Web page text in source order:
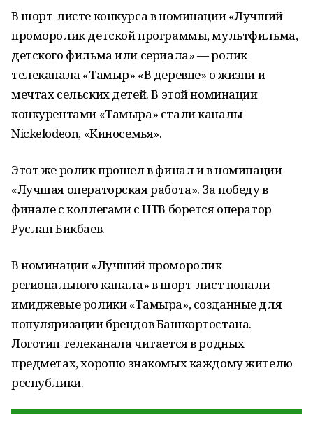
В шорт-листе конкурса в номинации «Лучший
проморолик детской программы, мультфильма,
детского фильма или сериала» — ролик
телеканала «Тамыр» «В деревне» о жизни и
мечтах сельских детей. В этой номинации
конкурентами «Тамыра» стали каналы
Nickelodeon, «Киносемья».
Этот же ролик прошел в финал и в номинации
«Лучшая операторская работа». За победу в
финале с коллегами с НТВ борется оператор
Руслан Бикбаев.
В номинации «Лучший проморолик
регионального канала» в шорт-лист попали
имиджевые ролики «Тамыра», созданные для
популяризации брендов Башкортостана.
Логотип телеканала читается в родных
предметах, хорошо знакомых каждому жителю
республики.